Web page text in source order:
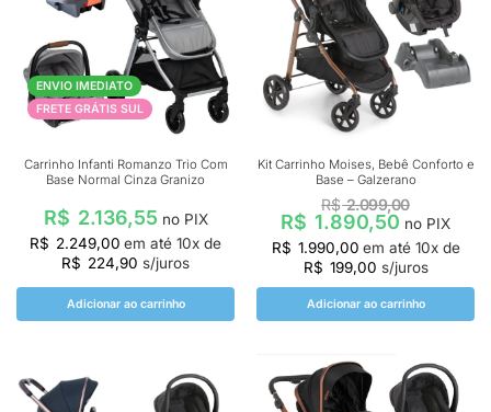
ENVIO IMEDIATO
FRETE GRÁTIS SUL
Carrinho Infanti Romanzo Trio Com
Base Normal Cinza Granizo
R$ 2.136,55 no PIX
R$ 2.249,00 em até 10x de
R$ 224,90 s/juros
Adicionar ao carrinho
Kit Carrinho Moises, Bebê Conforto e
Base – Galzerano
R$2.099,00
R$ 1.890,50 no PIX
R$ 1.990,00 em até 10x de
R$ 199,00 s/juros
Adicionar ao carrinho